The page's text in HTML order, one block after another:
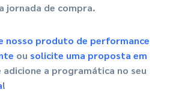
jornada de compra.
nosso produto de performance
ou solicite uma proposta em
adicione a programática no seu
!